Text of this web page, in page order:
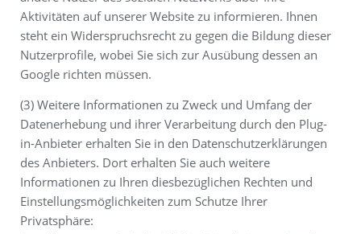
Aktivitäten auf unserer Website zu informieren. Ihnen
steht ein Widerspruchsrecht zu gegen die Bildung dieser
Nutzerprofile, wobei Sie sich zur Ausübung dessen an
Google richten müssen.
(3) Weitere Informationen zu Zweck und Umfang der
Datenerhebung und ihrer Verarbeitung durch den Plug-
in-Anbieter erhalten Sie in den Datenschutzerklärungen
des Anbieters. Dort erhalten Sie auch weitere
Informationen zu Ihren diesbezüglichen Rechten und
Einstellungsmöglichkeiten zum Schutze Ihrer
Privatsphäre: